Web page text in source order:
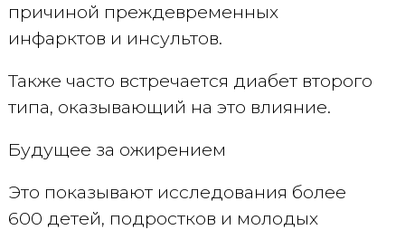
причиной преждевременных
инфарктов и инсультов.
Также часто встречается диабет второго
типа, оказывающий на это влияние.
Будущее за ожирением
Это показывают исследования более
600 детей, подростков и молодых